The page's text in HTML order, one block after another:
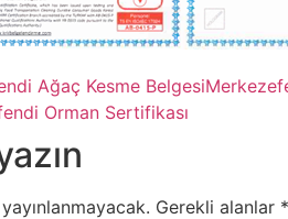
Ağaç Kesme Belgesi
Orman Sertifikası
Gerekli alanlar *